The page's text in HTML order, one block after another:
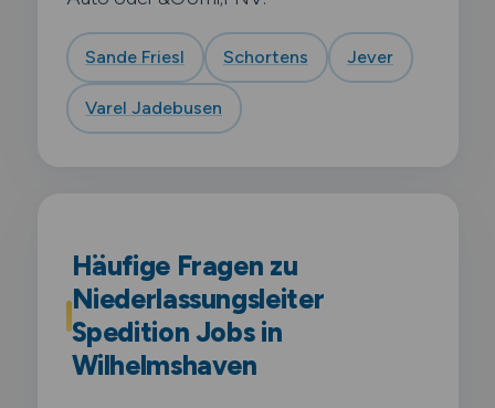
Sande Friesl Schortens Jever
Varel Jadebusen
Häufige Fragen zu
Niederlassungsleiter
Spedition Jobs in
Wilhelmshaven